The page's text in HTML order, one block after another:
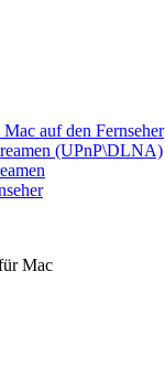
auf den Fernseher
(UPnP\DLNA)
Mac